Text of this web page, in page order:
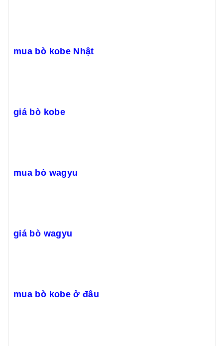
mua bò kobe Nhật
giá bò kobe
mua bò wagyu
giá bò wagyu
mua bò kobe ở đâu